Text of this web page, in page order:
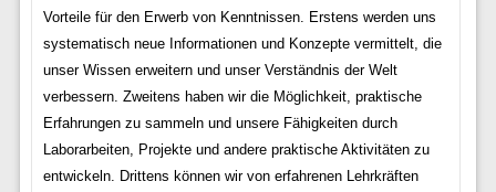
Vorteile für den Erwerb von Kenntnissen. Erstens werden uns
systematisch neue Informationen und Konzepte vermittelt, die
unser Wissen erweitern und unser Verständnis der Welt
verbessern. Zweitens haben wir die Möglichkeit, praktische
Erfahrungen zu sammeln und unsere Fähigkeiten durch
Laborarbeiten, Projekte und andere praktische Aktivitäten zu
entwickeln. Drittens können wir von erfahrenen Lehrkräften